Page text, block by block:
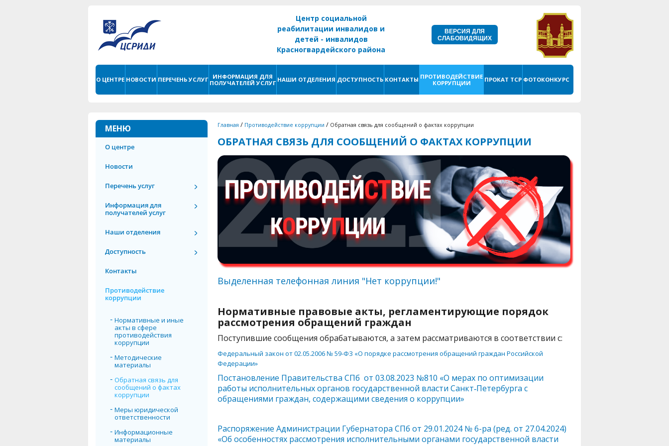
Центр социальной
реабилитации инвалидов и
детей - инвалидов
Красногвардейского района
ВЕРСИЯ ДЛЯ
СЛАБОВИДЯЩИХ
О ЦЕНТРЕ НОВОСТИ ПЕРЕЧЕНЬ УСЛУГ
ИНФОРМАЦИЯ ДЛЯ
ПОЛУЧАТЕЛЕЙ УСЛУГ НАШИ ОТДЕЛЕНИЯ ДОСТУПНОСТЬ КОНТАКТЫ ПРОТИВОДЕЙСТВИЕ
КОРРУПЦИИ
ПРОКАТ ТСР ФОТОКОНКУРС
МЕНЮ
О центре
Новости
Перечень услуг
Информация для
получателей услуг
Наши отделения
Доступность
Контакты
Противодействие
коррупции
Нормативные и иные
акты в сфере
противодействия
коррупции
Методические
материалы
Обратная связь для
сообщений о фактах
коррупции
Меры юридической
ответственности
Информационные
материалы
Главная / Противодействие коррупции / Обратная связь для сообщений о фактах коррупции
ОБРАТНАЯ СВЯЗЬ ДЛЯ СООБЩЕНИЙ О ФАКТАХ КОРРУПЦИИ
Выделенная телефонная линия "Нет коррупции!"
Нормативные правовые акты, регламентирующие порядок
рассмотрения обращений граждан
Поступившие сообщения обрабатываются, а затем рассматриваются в соответствии с:
Федеральный закон от 02.05.2006 № 59-ФЗ «О порядке рассмотрения обращений граждан Российской
Федерации»
Постановление Правительства СПб от 03.08.2023 №810 «О мерах по оптимизации
работы исполнительных органов государственной власти Санкт‑Петербурга с
обращениями граждан, содержащими сведения о коррупции»
Распоряжение Администрации Губернатора СПб от 29.01.2024 № 6-ра (ред. от 27.04.2024)
«Об особенностях рассмотрения исполнительными органами государственной власти